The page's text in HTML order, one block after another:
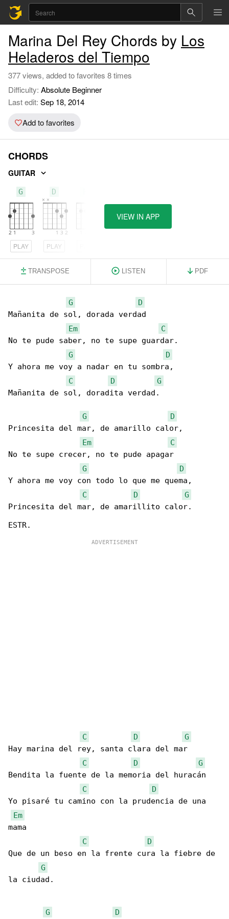
Marina Del Rey Chords by Los
Heladeros del Tiempo
377 views, added to favorites 8 times
Difficulty: Absolute Beginner
Last edit: Sep 18, 2014
Add to favorites
CHORDS
GUITAR
G
PLAY
D
PLAY
VIEW IN APP
TRANSPOSE LISTEN PDF
G
D
Mañanita de sol, dorada verdad
Em
C
No te pude saber, no te supe guardar.
G
D
Y ahora me voy a nadar en tu sombra,
C
D
G
Mañanita de sol, doradita verdad.
G
D
Princesita del mar, de amarillo calor,
Em
C
No te supe crecer, no te pude apagar
G
D
Y ahora me voy con todo lo que me quema,
C
D
G
Princesita del mar, de amarillito calor.
C D
G
Hay marina del rey, santa clara del mar
C
D
G
Bendita la fuente de la memoria del huracán
C
D
Yo pisaré tu camino con la prudencia de una
Em
mama
C
D
Que de un beso en la frente cura la fiebre de
G
la ciudad.
G D